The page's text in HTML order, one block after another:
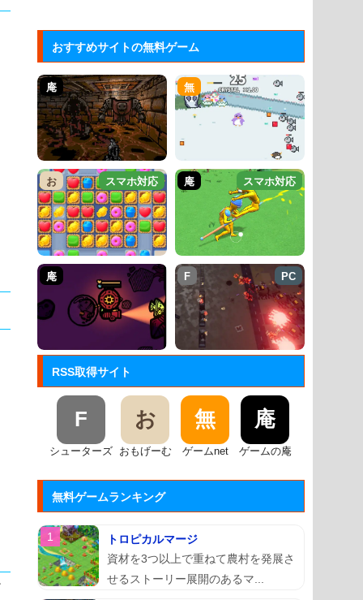
おすすめサイトの無料ゲーム
庵 無
お スマホ対応 庵 スマホ対応
庵 F PC
RSS取得サイト
F
シューターズ
お
おもげーむ
無
ゲームnet
庵
ゲームの庵
無料ゲームランキング
トロピカルマージ
資材を3つ以上で重ねて農村を発展さ
せるストーリー展開のあるマ...